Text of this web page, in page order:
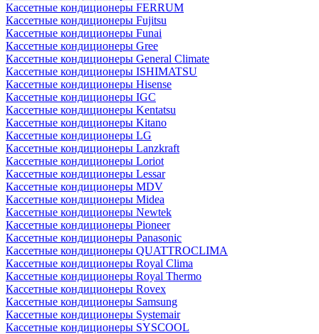
Кассетные кондиционеры FERRUM
Кассетные кондиционеры Fujitsu
Кассетные кондиционеры Funai
Кассетные кондиционеры Gree
Кассетные кондиционеры General Climate
Кассетные кондиционеры ISHIMATSU
Кассетные кондиционеры Hisense
Кассетные кондиционеры IGC
Кассетные кондиционеры Kentatsu
Кассетные кондиционеры Kitano
Кассетные кондиционеры LG
Кассетные кондиционеры Lanzkraft
Кассетные кондиционеры Loriot
Кассетные кондиционеры Lessar
Кассетные кондиционеры MDV
Кассетные кондиционеры Midea
Кассетные кондиционеры Newtek
Кассетные кондиционеры Pioneer
Кассетные кондиционеры Panasonic
Кассетные кондиционеры QUATTROCLIMA
Кассетные кондиционеры Royal Clima
Кассетные кондиционеры Royal Thermo
Кассетные кондиционеры Rovex
Кассетные кондиционеры Samsung
Кассетные кондиционеры Systemair
Кассетные кондиционеры SYSCOOL